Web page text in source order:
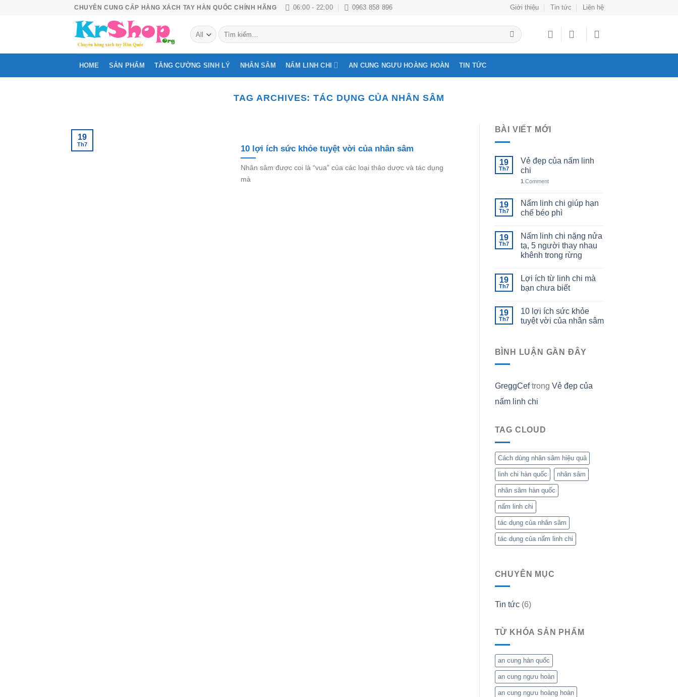
CHUYÊN CUNG CẤP HÀNG XÁCH TAY HÀN QUỐC CHÍNH HÃNG 06:00 - 22:00 0963 858 896 Giới thiệu Tin tức Liên hệ
Tìm
kiếm:
HOME SẢN PHẨM TĂNG CƯỜNG SINH LÝ NHÂN SÂM NẤM LINH CHI AN CUNG NGƯU HOÀNG HOÀN TIN TỨC
TAG ARCHIVES:TÁC DỤNG CỦA NHÂN SÂM
10 lợi ích sức khỏe tuyệt vời của nhân sâm
Nhân sâm được coi là “vua” của các loại thảo dược và tác dụng
mà
19
Th7
BÀI VIẾT MỚI
19
Th7
Vẻ đẹp của nấm linh
chi
1 Comment
19
Th7
Nấm linh chi giúp hạn
chế béo phì
19
Th7
Nấm linh chi nặng nửa
tạ, 5 người thay nhau
khênh trong rừng
19
Th7
Lợi ích từ linh chi mà
bạn chưa biết
19
Th7
10 lợi ích sức khỏe
tuyệt vời của nhân sâm
BÌNH LUẬN GẦN ĐÂY
GreggCeftrong Vẻ đẹp của
nấm linh chi
TAG CLOUD
Cách dùng nhân sâm hiệu quả
linh chi hàn quốc nhân sâm
nhân sâm hàn quốc
nấm linh chi
tác dụng của nhân sâm
tác dụng của nấm linh chi
CHUYÊN MỤC
Tin tức(6)
TỪ KHÓA SẢN PHẨM
an cung hàn quốc
an cung ngưu hoàn
an cung ngưu hoàng hoàn